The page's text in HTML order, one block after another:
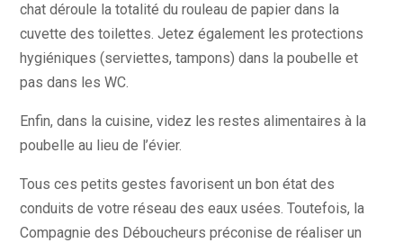
chat déroule la totalité du rouleau de papier dans la
cuvette des toilettes. Jetez également les protections
hygiéniques (serviettes, tampons) dans la poubelle et
pas dans les WC.
Enfin, dans la cuisine, videz les restes alimentaires à la
poubelle au lieu de l’évier.
Tous ces petits gestes favorisent un bon état des
conduits de votre réseau des eaux usées. Toutefois, la
Compagnie des Déboucheurs préconise de réaliser un